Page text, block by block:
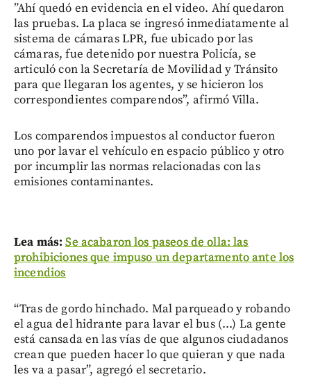
”Ahí quedó en evidencia en el video. Ahí quedaron
las pruebas. La placa se ingresó inmediatamente al
sistema de cámaras LPR, fue ubicado por las
cámaras, fue detenido por nuestra Policía, se
articuló con la Secretaría de Movilidad y Tránsito
para que llegaran los agentes, y se hicieron los
correspondientes comparendos”, afirmó Villa.
Los comparendos impuestos al conductor fueron
uno por lavar el vehículo en espacio público y otro
por incumplir las normas relacionadas con las
emisiones contaminantes.
Lea más:Se acabaron los paseos de olla: las
prohibiciones que impuso un departamento ante los
incendios
“Tras de gordo hinchado. Mal parqueado y robando
el agua del hidrante para lavar el bus (...) La gente
está cansada en las vías de que algunos ciudadanos
crean que pueden hacer lo que quieran y que nada
les va a pasar”, agregó el secretario.